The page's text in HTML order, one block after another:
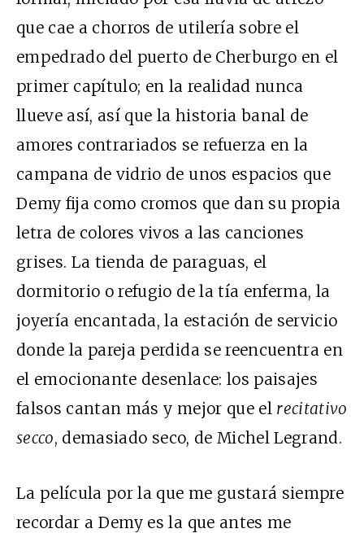
que cae a chorros de utilería sobre el
empedrado del puerto de Cherburgo en el
primer capítulo; en la realidad nunca
llueve así, así que la historia banal de
amores contrariados se refuerza en la
campana de vidrio de unos espacios que
Demy fija como cromos que dan su propia
letra de colores vivos a las canciones
grises. La tienda de paraguas, el
dormitorio o refugio de la tía enferma, la
joyería encantada, la estación de servicio
donde la pareja perdida se reencuentra en
el emocionante desenlace: los paisajes
falsos cantan más y mejor que el recitativo
secco, demasiado seco, de Michel Legrand.
La película por la que me gustará siempre
recordar a Demy es la que antes me